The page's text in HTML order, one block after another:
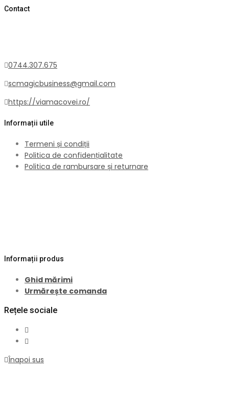
Contact
0744.307.675
scmagicbusiness@gmail.com
https://viamacovei.ro/
Informații utile
Termeni și condiții
Politica de confidențialitate
Politica de rambursare și returnare
Informații produs
Ghid mărimi
Urmărește comanda
Rețele sociale
Înapoi sus